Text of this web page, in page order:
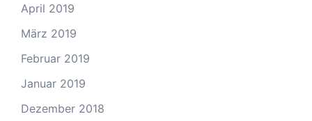
April 2019
März 2019
Februar 2019
Januar 2019
Dezember 2018